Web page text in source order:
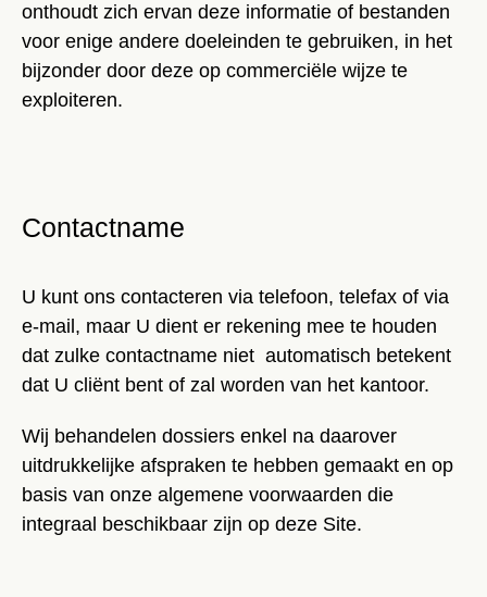
onthoudt zich ervan deze informatie of bestanden
voor enige andere doeleinden te gebruiken, in het
bijzonder door deze op commerciële wijze te
exploiteren.
Contactname
U kunt ons contacteren via telefoon, telefax of via
e-mail, maar U dient er rekening mee te houden
dat zulke contactname niet automatisch betekent
dat U cliënt bent of zal worden van het kantoor.
Wij behandelen dossiers enkel na daarover
uitdrukkelijke afspraken te hebben gemaakt en op
basis van onze algemene voorwaarden die
integraal beschikbaar zijn op deze Site.